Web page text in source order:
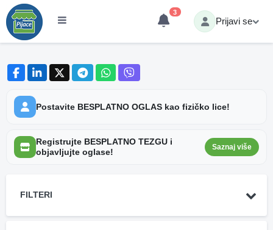
3
Prijavi se
Postavite BESPLATNO OGLAS kao fizičko lice!
Registrujte BESPLATNO TEZGU i
objavljujte oglase!
Saznaj više
FILTERI